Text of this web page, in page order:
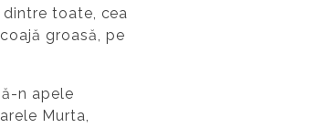
toate, cea
groasă, pe
n apele
Murta,